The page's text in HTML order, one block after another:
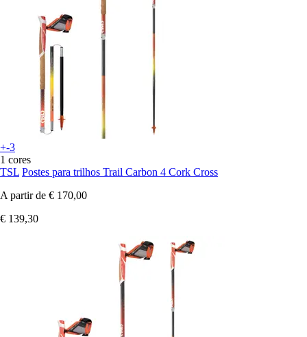
+-3
1 cores
TSL Postes para trilhos Trail Carbon 4 Cork Cross
A partir de € 170,00
€ 139,30